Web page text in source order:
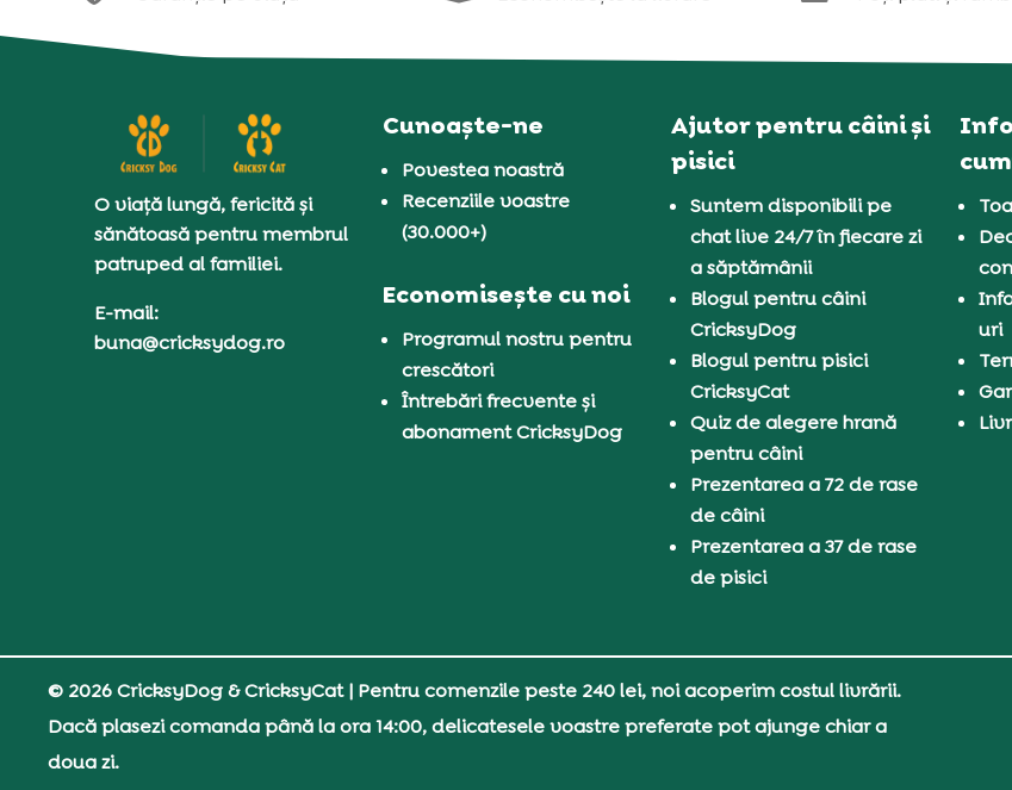
O viață lungă, fericită și
sănătoasă pentru membrul
patruped al familiei.
E-mail:
buna@cricksydog.ro
Cunoaște-ne
Povestea noastră
Recenziile voastre
(30.000+)
Economisește cu noi
Programul nostru pentru
crescători
Întrebări frecvente și
abonament CricksyDog
Ajutor pentru câini și
pisici
Suntem disponibili pe
chat live 24/7 în fiecare zi
a săptămânii
Blogul pentru câini
CricksyDog
Blogul pentru pisici
CricksyCat
Quiz de alegere hrană
pentru câini
Prezentarea a 72 de rase
de câini
Prezentarea a 37 de rase
de pisici
uri
© 2026 CricksyDog & CricksyCat| Pentru comenzile peste 240 lei, noi acoperim costul livrării.
Dacă plasezi comanda până la ora 14:00, delicatesele voastre preferate pot ajunge chiar a
doua zi.